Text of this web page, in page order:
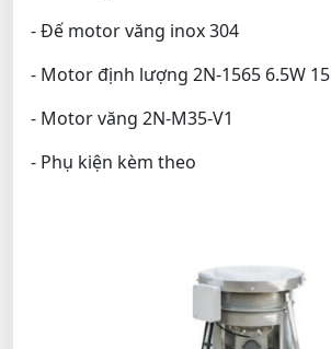
- Đế motor văng inox 304
- Motor định lượng 2N-1565 6.5W
- Motor văng 2N-M35-V1
- Phụ kiện kèm theo